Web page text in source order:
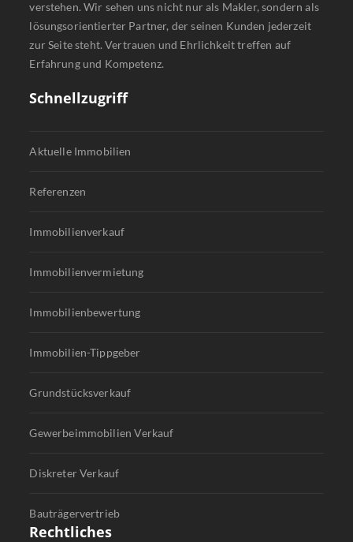
verstehen. Wir sehen uns nicht nur als Makler, sondern als
lösungsorientierter Partner, der seinen Kunden jederzeit
zur Seite steht. Vertrauen und Ehrlichkeit treffen auf
Erfahrung und Kompetenz.
Schnellzugriff
Aktuelle Immobilien
Referenzen
Immobilienverkauf
Immobilienvermietung
Immobilienbewertung
Immobilien-Tippgeber
Grundstücksverkauf
Gewerbeimmobilien Verkauf
Diskreter Verkauf
Bauträgervertrieb
Rechtliches